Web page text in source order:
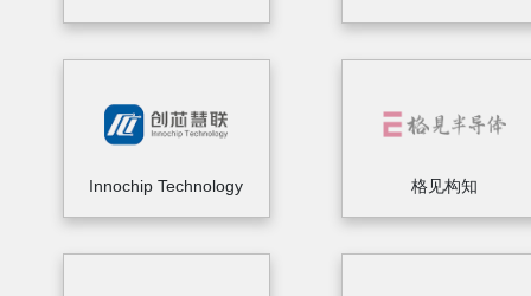
Innochip Technology 格见构知